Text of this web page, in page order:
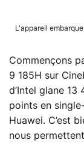
L'appareil
Commençons
9 185H sur
d’Intel glane
points en
Huawei. C’est
nous